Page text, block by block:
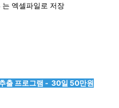
는 엑셀파일로 저장
출 프로그램 - 30일 50만원